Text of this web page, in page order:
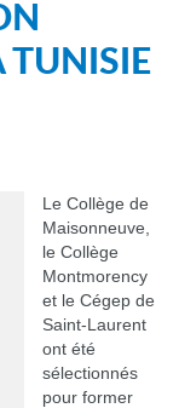
TUNISIE
Le Collège de
Maisonneuve,
le Collège
Montmorency
et le Cégep de
Saint-Laurent
ont été
sélectionnés
pour former